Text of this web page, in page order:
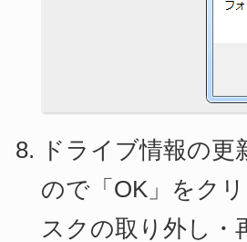
ドライブ情報の
ので「OK」をク
スクの取り外し・